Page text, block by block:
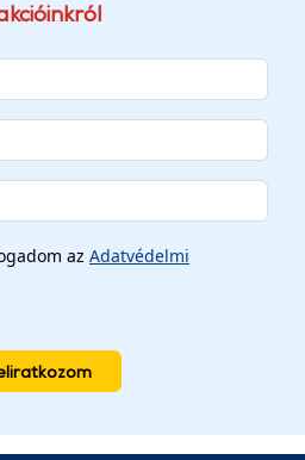
az Adatvédelmi